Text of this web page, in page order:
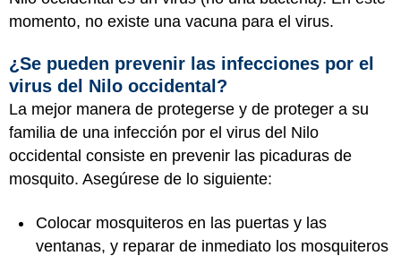
momento, no existe una vacuna para el virus.
¿Se pueden prevenir las infecciones por el
virus del Nilo occidental?
La mejor manera de protegerse y de proteger a su
familia de una infección por el virus del Nilo
occidental consiste en prevenir las picaduras de
mosquito. Asegúrese de lo siguiente:
Colocar mosquiteros en las puertas y las
ventanas, y reparar de inmediato los mosquiteros